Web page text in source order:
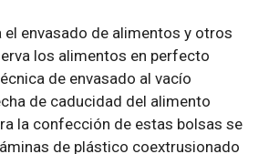
el envasado de alimentos y otros
los alimentos en perfecto
de envasado al vacío
de caducidad del alimento
la confección de estas bolsas se
de plástico coextrusionado